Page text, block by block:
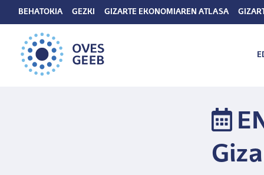
BEHATOKIA GEZKI GIZARTE EKONOMIAREN ATLASA